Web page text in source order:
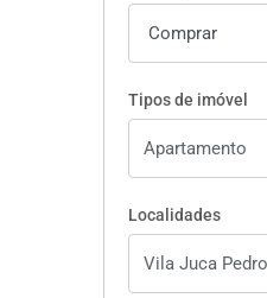
Tipos de imóvel
Localidades